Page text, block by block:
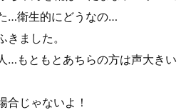
…衛生的にどうなの…
ました。
…もともとあちらの方は声大きい
合じゃないよ！